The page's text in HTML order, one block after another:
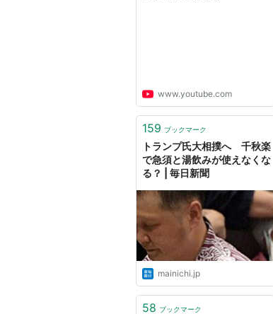
www.youtube.com
159 ブックマーク
トランプ氏大相撲へ 千秋楽
で急須と湯飲みが使えなくな
る？ | 毎日新聞
mainichi.jp
58 ブックマーク